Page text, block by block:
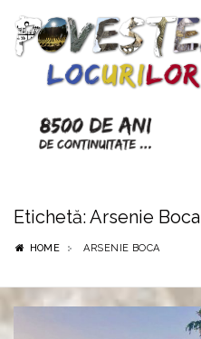
Etichetă:Arsenie Boca
HOME ARSENIE BOCA